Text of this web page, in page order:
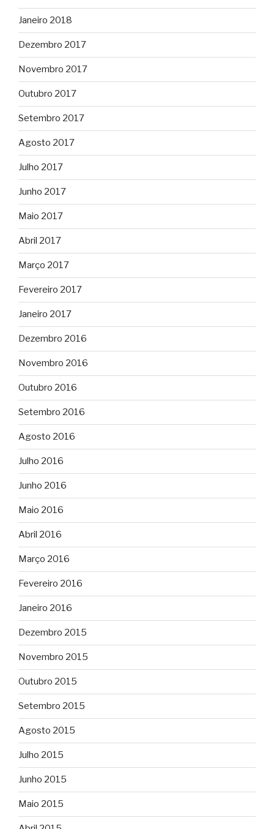
Janeiro 2018
Dezembro 2017
Novembro 2017
Outubro 2017
Setembro 2017
Agosto 2017
Julho 2017
Junho 2017
Maio 2017
Abril 2017
Março 2017
Fevereiro 2017
Janeiro 2017
Dezembro 2016
Novembro 2016
Outubro 2016
Setembro 2016
Agosto 2016
Julho 2016
Junho 2016
Maio 2016
Abril 2016
Março 2016
Fevereiro 2016
Janeiro 2016
Dezembro 2015
Novembro 2015
Outubro 2015
Setembro 2015
Agosto 2015
Julho 2015
Junho 2015
Maio 2015